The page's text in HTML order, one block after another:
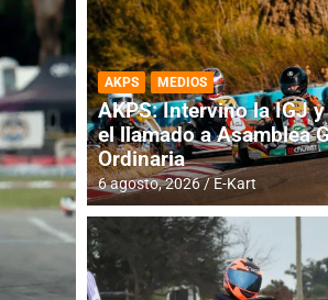
DESTACADA INFORME CENTRAL
AKPS MEDIOS
AKPS: Intervino la IGJ
el llamado a Asamblea
Ordinaria
6 agosto, 2026 E-Kart